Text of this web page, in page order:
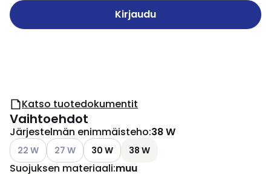
Kirjaudu
Katso tuotedokumentit
Vaihtoehdot
Järjestelmän enimmäisteho:38 W
Katso käytettävissä olevat vaihtoehdot
22 W Katso käytettävissä olevat vaihtoehdot
27 W 30 W 38 W
Suojuksen materiaali:muu